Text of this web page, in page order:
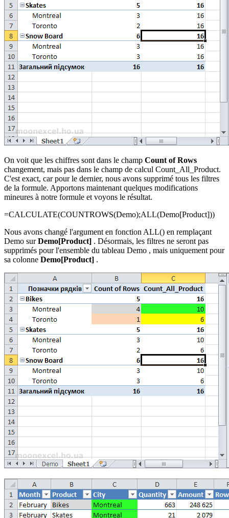
On voit que les chiffres sont dans le champ Count of Rows
changement, mais pas dans le champ de calcul Count_All_Product.
C'est exact, car pour le dernier, nous avons supprimé tous les filtres
de la formule. Apportons maintenant quelques modifications
mineures à notre formule et voyons le résultat.
=CALCULATE(COUNTROWS(Demo);ALL(Demo[Product]))
Nous avons changé l'argument en fonction ALL() en remplaçant
Demo surDemo[Product] . Désormais, les filtres ne seront pas
supprimés pour l'ensemble du tableau Demo , mais uniquement pour
sa colonne Demo[Product] .